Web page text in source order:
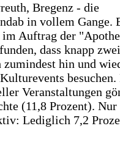
Bregenz - die
in vollem Gange.
Auftrag der
dass knapp
zumindest hin und
besuchen.
Veranstaltungen
(11,8 Prozent). Nur
Lediglich 7,2